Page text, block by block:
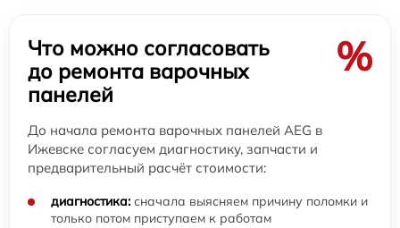
Что можно согласовать
до ремонта варочных
панелей
%
До начала ремонта варочных панелей AEG в
Ижевске согласуем диагностику, запчасти и
предварительный расчёт стоимости:
диагностика: сначала выясняем причину поломки и
только потом приступаем к работам